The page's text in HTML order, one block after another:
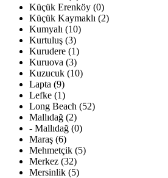
Küçük Erenköy (0)
Küçük Kaymaklı (2)
Kumyalı (10)
Kurtuluş (3)
Kurudere (1)
Kuruova (3)
Kuzucuk (10)
Lapta (9)
Lefke (1)
Long Beach (52)
Mallıdağ (2)
- Mallıdağ (0)
Maraş (6)
Mehmetçik (5)
Merkez (32)
Mersinlik (5)